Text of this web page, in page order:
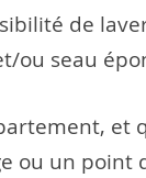
de
ou seau
et
ou un